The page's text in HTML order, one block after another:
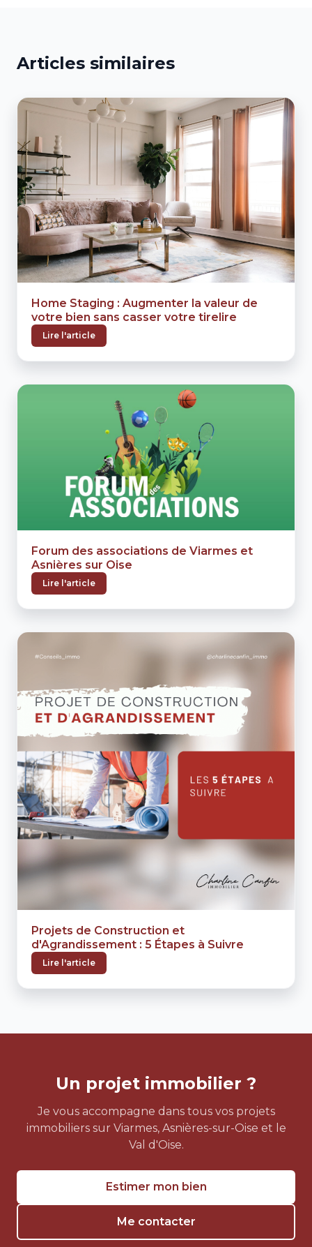
Articles similaires
Home Staging : Augmenter la valeur de
votre bien sans casser votre tirelire
Lire l'article
Forum des associations de Viarmes et
Asnières sur Oise
Lire l'article
Projets de Construction et
d'Agrandissement : 5 Étapes à Suivre
Lire l'article
Un projet immobilier ?
Je vous accompagne dans tous vos projets
immobiliers sur Viarmes, Asnières-sur-Oise et le
Val d'Oise.
Estimer mon bien
Me contacter